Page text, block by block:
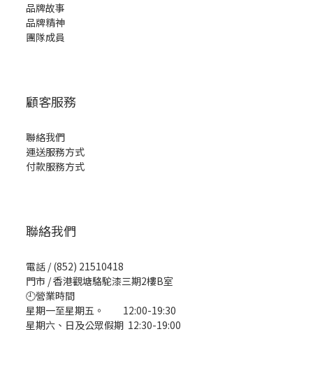
品牌故事
品牌精神
團隊成員
顧客服務
聯絡我們
運送服務方式
付款服務方式
聯絡我們
電話 / (852) 21510418
門市 / 香港觀塘駱駝漆三期2樓B室
🕘營業時間
星期一至星期五。 12:00-19:30
星期六、日及公眾假期 12:30-19:00